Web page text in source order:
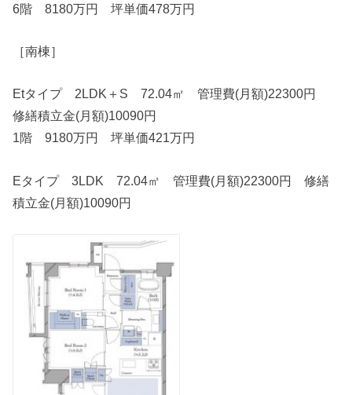
6階 8180万円 坪単価478万円
［南棟］
Etタイプ 2LDK＋S 72.04㎡ 管理費(月額)22300円
修繕積立金(月額)10090円
1階 9180万円 坪単価421万円
Eタイプ 3LDK 72.04㎡ 管理費(月額)22300円 修繕
積立金(月額)10090円